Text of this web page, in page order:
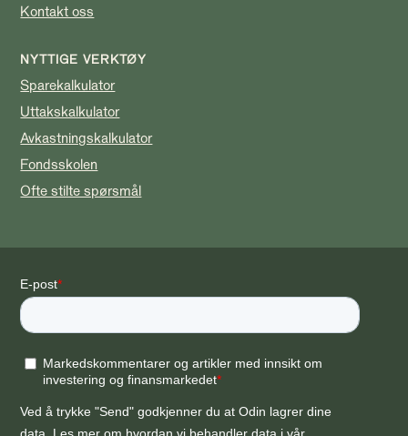
Kontakt oss
NYTTIGE VERKTØY
Sparekalkulator
Uttakskalkulator
Avkastningskalkulator
Fondsskolen
Ofte stilte spørsmål